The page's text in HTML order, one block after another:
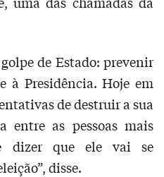
de Estado: prevenir
à Presidência. Hoje em
de destruir a sua
entre as pessoas mais
dizer que ele vai se
disse.